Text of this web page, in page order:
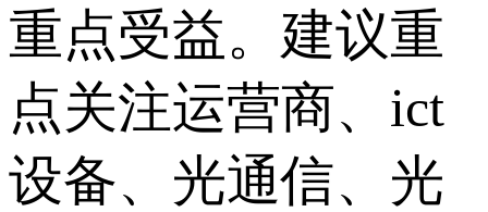
重点受益。建议重
点关注运营商、ict
设备、光通信、光